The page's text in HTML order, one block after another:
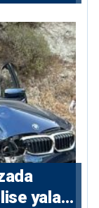
yalan